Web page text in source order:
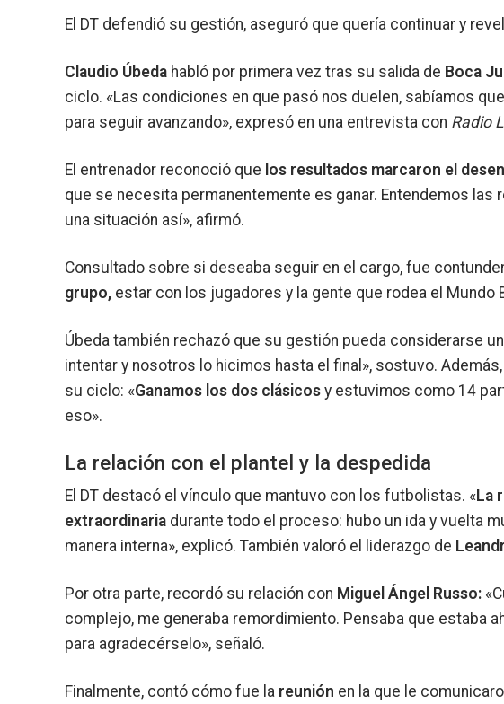
El DT defendió su gestión, aseguró que quería continuar y
Claudio Úbeda habló por primera vez tras su salida de Boca
ciclo. «Las condiciones en que pasó nos duelen, sabíamos
para seguir avanzando», expresó en una entrevista con Radio
El entrenador reconoció que los resultados marcaron el
que se necesita permanentemente es ganar. Entendemos
una situación así», afirmó.
Consultado sobre si deseaba seguir en el cargo, fue
grupo, estar con los jugadores y la gente que rodea el Mundo
Úbeda también rechazó que su gestión pueda considerarse
intentar y nosotros lo hicimos hasta el final», sostuvo.
su ciclo: «Ganamos los dos clásicos y estuvimos como 14
eso».
La relación con el plantel y la despedida
El DT destacó el vínculo que mantuvo con los futbolistas. «La
extraordinaria durante todo el proceso: hubo un ida y vuelta
manera interna», explicó. También valoró el liderazgo de
Por otra parte, recordó su relación con Miguel Ángel Russo:
complejo, me generaba remordimiento. Pensaba que estaba
para agradecérselo», señaló.
Finalmente, contó cómo fue la reunión en la que le